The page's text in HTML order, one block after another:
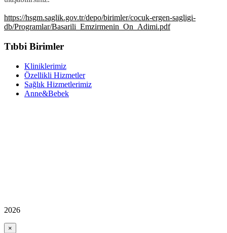
https://hsgm.saglik.gov.tr/depo/birimler/cocuk-ergen-sagligi-
db/Programlar/Basarili_Emzirmenin_On_Adimi.pdf
Tıbbi Birimler
Kliniklerimiz
Özellikli Hizmetler
Sağlık Hizmetlerimiz
Anne&Bebek
2026
×